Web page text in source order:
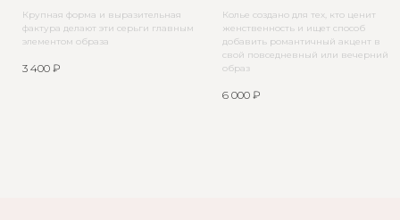
Крупная форма и выразительная
фактура делают эти серьги главным
элементом образа
3 400 ₽
Колье создано для тех, кто ценит
женственность и ищет способ
добавить романтичный акцент в
свой повседневный или вечерний
образ
6 000 ₽